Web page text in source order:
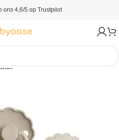
ons 4,6/5 op Trustpilot